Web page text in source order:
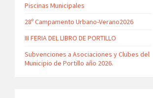
Piscinas Municipales
28º Campamento Urbano-Verano2026
III FERIA DEL LIBRO DE PORTILLO
Subvenciones a Asociaciones y Clubes del
Municipio de Portillo año 2026.